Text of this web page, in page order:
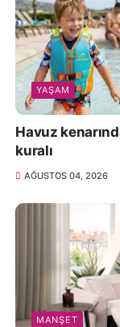
YAŞAM
Havuz
kuralı
AĞUSTOS 04, 2026
MANŞET